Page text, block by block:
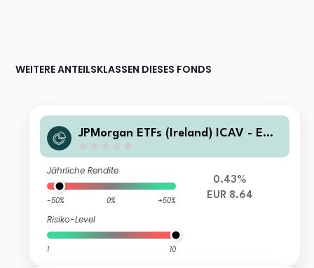
WEITERE ANTEILSKLASSEN DIESES FONDS
JPMorgan ETFs (Ireland) ICAV - Eme
Active UCITS ETF Hedged EUR Acc
Jährliche Rendite
-50% 0% +50%
Risiko-Level
1 10
0.43%
EUR 8.64